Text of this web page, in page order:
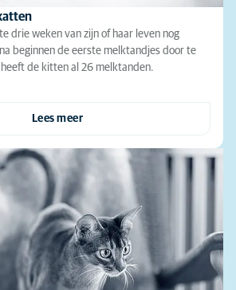
drie weken van zijn of haar leven nog
beginnen de eerste melktandjes door te
heeft de kitten al 26 melktanden.
Lees meer